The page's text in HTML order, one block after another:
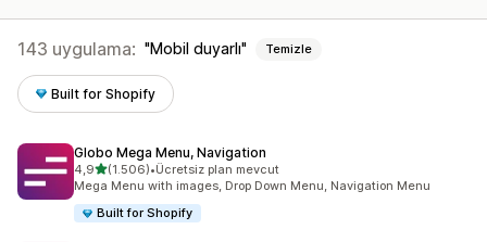
143 uygulama: Mobil duyarlı Temizle
Built for Shopify
Globo Mega Menu, Navigation
4,95 yıldız üzerinden
(1.506)
toplam 1506 değerlendirme
•Ücretsiz plan mevcut
Mega Menu with images, Drop Down Menu, Navigation Menu
Built for Shopify